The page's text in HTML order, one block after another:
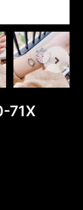
71X